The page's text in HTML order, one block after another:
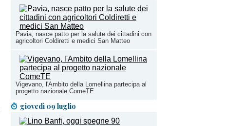
Pavia, nasce patto per la salute dei cittadini con
agricoltori Coldiretti e medici San Matteo
Vigevano, l'Ambito della Lomellina partecipa al
progetto nazionale ComeTE
giovedì 09 luglio